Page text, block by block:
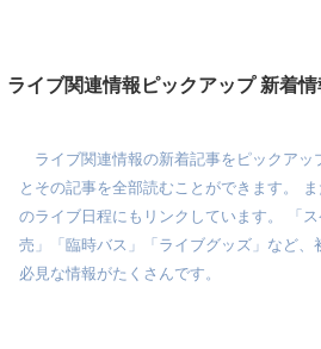
ライブ関連情報ピックアップ 新着情
ライブ関連情報の新着記事をピックアッ
とその記事を全部読むことができます。
のライブ日程にもリンクしています。 「
売」「臨時バス」「ライブグッズ」など、
必見な情報がたくさんです。